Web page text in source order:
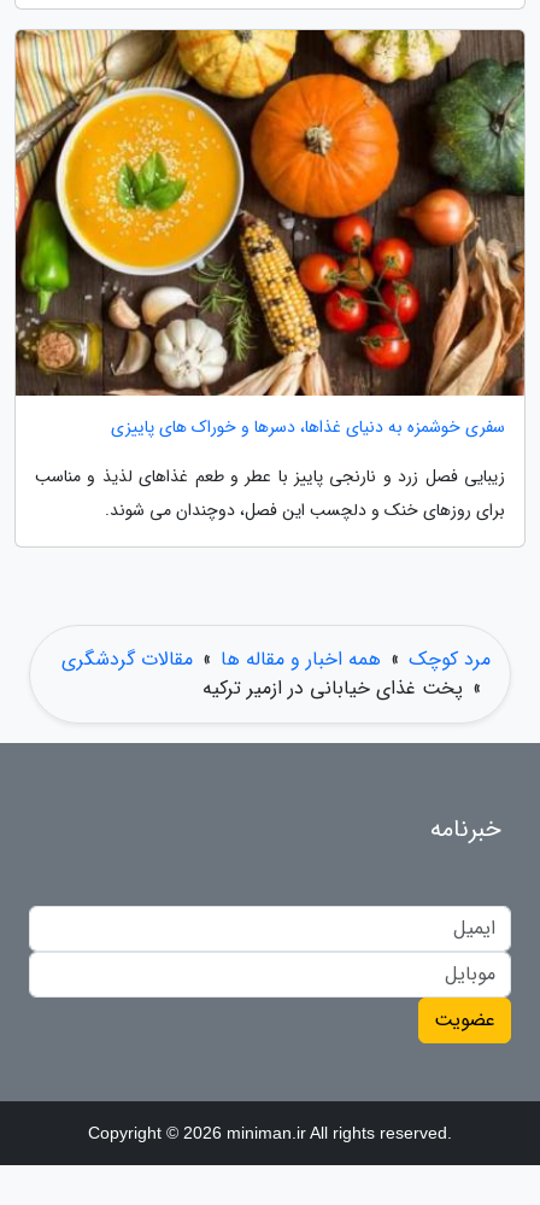
سفری خوشمزه به دنیای غذاها، دسرها و خوراک های پاییزی
زیبایی فصل زرد و نارنجی پاییز با عطر و طعم غذاهای لذیذ و مناسب
برای روزهای خنک و دلچسب این فصل، دوچندان می شوند.
مرد کوچک » همه اخبار و مقاله ها » مقالات گردشگری
» پخت غذای خیابانی در ازمیر ترکیه
خبرنامه
عضویت
Copyright © 2026 miniman.ir All rights reserved.